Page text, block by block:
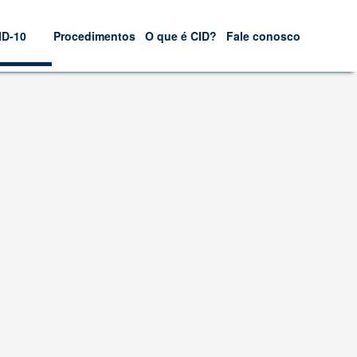
10 Procedimentos O que é CID? Fale conosco